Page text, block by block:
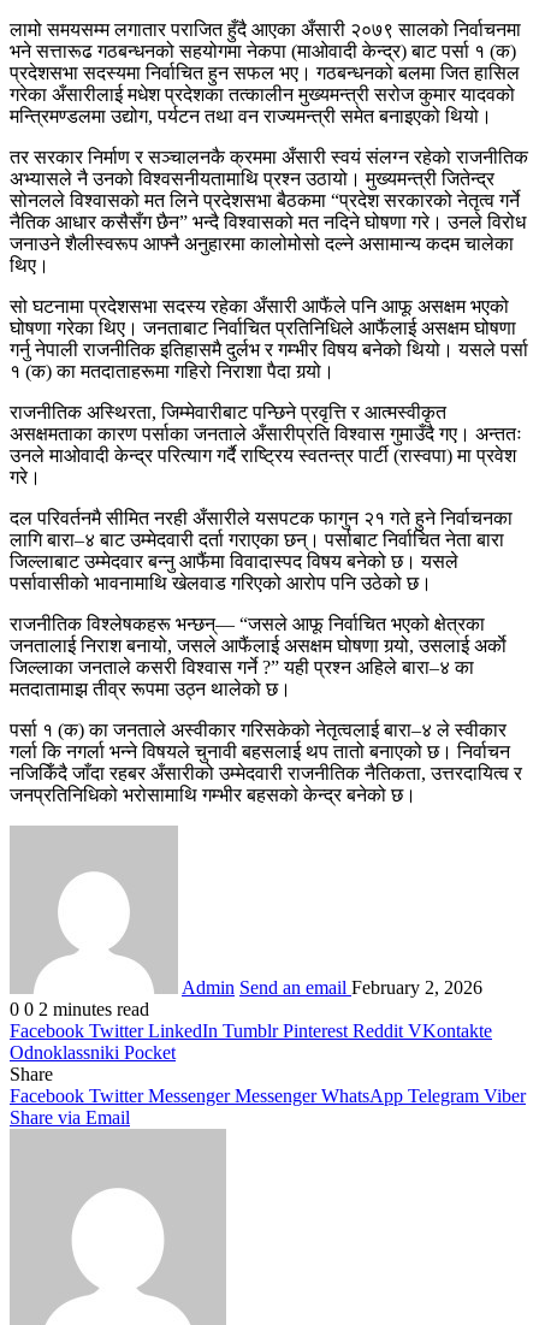
लामो समयसम्म लगातार पराजित हुँदै आएका अँसारी २०७९ सालको निर्वाचनमा
भने सत्तारूढ गठबन्धनको सहयोगमा नेकपा (माओवादी केन्द्र) बाट पर्सा १ (क)
प्रदेशसभा सदस्यमा निर्वाचित हुन सफल भए। गठबन्धनको बलमा जित हासिल
गरेका अँसारीलाई मधेश प्रदेशका तत्कालीन मुख्यमन्त्री सरोज कुमार यादवको
मन्त्रिमण्डलमा उद्योग, पर्यटन तथा वन राज्यमन्त्री समेत बनाइएको थियो।
तर सरकार निर्माण र सञ्चालनकै क्रममा अँसारी स्वयं संलग्न रहेको राजनीतिक
अभ्यासले नै उनको विश्वसनीयतामाथि प्रश्न उठायो। मुख्यमन्त्री जितेन्द्र
सोनलले विश्वासको मत लिने प्रदेशसभा बैठकमा “प्रदेश सरकारको नेतृत्व गर्ने
नैतिक आधार कसैसँग छैन” भन्दै विश्वासको मत नदिने घोषणा गरे। उनले विरोध
जनाउने शैलीस्वरूप आफ्नै अनुहारमा कालोमोसो दल्ने असामान्य कदम चालेका
थिए।
सो घटनामा प्रदेशसभा सदस्य रहेका अँसारी आफैंले पनि आफू असक्षम भएको
घोषणा गरेका थिए। जनताबाट निर्वाचित प्रतिनिधिले आफैंलाई असक्षम घोषणा
गर्नु नेपाली राजनीतिक इतिहासमै दुर्लभ र गम्भीर विषय बनेको थियो। यसले पर्सा
१ (क) का मतदाताहरूमा गहिरो निराशा पैदा गर्‍यो।
राजनीतिक अस्थिरता, जिम्मेवारीबाट पन्छिने प्रवृत्ति र आत्मस्वीकृत
असक्षमताका कारण पर्साका जनताले अँसारीप्रति विश्वास गुमाउँदै गए। अन्ततः
उनले माओवादी केन्द्र परित्याग गर्दै राष्ट्रिय स्वतन्त्र पार्टी (रास्वपा) मा प्रवेश
गरे।
दल परिवर्तनमै सीमित नरही अँसारीले यसपटक फागुन २१ गते हुने निर्वाचनका
लागि बारा–४ बाट उम्मेदवारी दर्ता गराएका छन्। पर्साबाट निर्वाचित नेता बारा
जिल्लाबाट उम्मेदवार बन्नु आफैंमा विवादास्पद विषय बनेको छ। यसले
पर्सावासीको भावनामाथि खेलवाड गरिएको आरोप पनि उठेको छ।
राजनीतिक विश्लेषकहरू भन्छन्— “जसले आफू निर्वाचित भएको क्षेत्रका
जनतालाई निराश बनायो, जसले आफैंलाई असक्षम घोषणा गर्‍यो, उसलाई अर्काे
जिल्लाका जनताले कसरी विश्वास गर्ने ?” यही प्रश्न अहिले बारा–४ का
मतदातामाझ तीव्र रूपमा उठ्न थालेको छ।
पर्सा १ (क) का जनताले अस्वीकार गरिसकेको नेतृत्वलाई बारा–४ ले स्वीकार
गर्ला कि नगर्ला भन्ने विषयले चुनावी बहसलाई थप तातो बनाएको छ। निर्वाचन
नजिकिँदै जाँदा रहबर अँसारीको उम्मेदवारी राजनीतिक नैतिकता, उत्तरदायित्व र
जनप्रतिनिधिको भरोसामाथि गम्भीर बहसको केन्द्र बनेको छ।
Admin Send an email February 2, 2026
0 0 2 minutes read
Facebook Twitter LinkedIn Tumblr Pinterest Reddit VKontakte
Odnoklassniki Pocket
Share
Facebook Twitter Messenger Messenger WhatsApp Telegram Viber
Share via Email